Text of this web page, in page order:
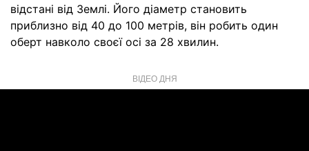
відстані від Землі. Його діаметр становить
приблизно від 40 до 100 метрів, він робить один
оберт навколо своєї осі за 28 хвилин.
ВІДЕО ДНЯ